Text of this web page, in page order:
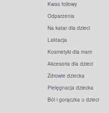
Kwas foliowy
Odparzenia
Na katar dla dzieci
Laktacja
Kosmetyki dla mam
Akcesoria dla dzieci
Zdrowie dziecka
Pielęgnacja dziecka
Ból i gorączka u dzieci